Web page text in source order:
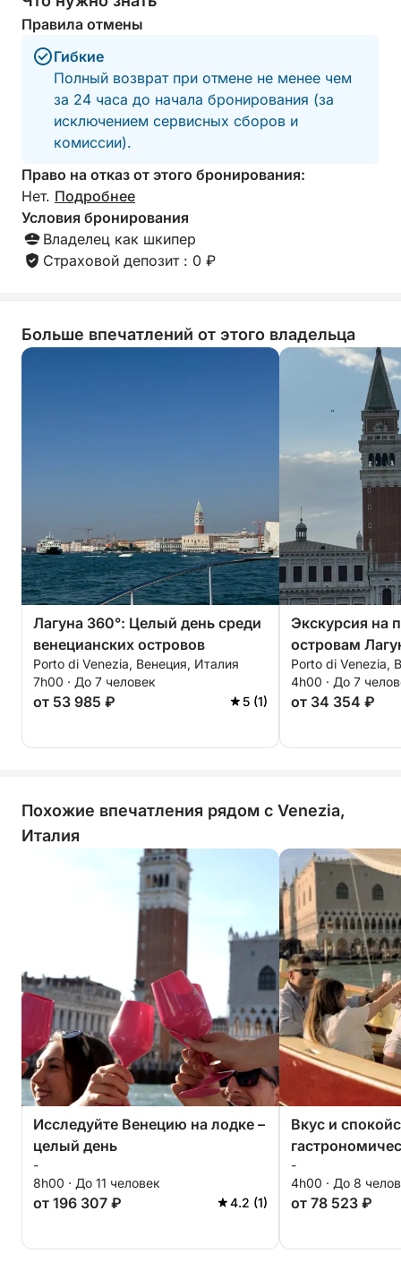
Правила отмены
Гибкие
Полный возврат при отмене не менее чем
за 24 часа до начала бронирования (за
исключением сервисных сборов и
комиссии).
Право на отказ от этого бронирования:
Нет. Подробнее
Условия бронирования
Владелец как шкипер
Страховой депозит : 0 ₽
Больше впечатлений от этого владельца
Лагуна 360°: Целый день среди
венецианских островов
Porto di Venezia, Венеция, Италия
7h00 · До 7 человек
от 53 985 ₽ 5 (1)
Экскурсия на
островам
Porto di Venezia,
4h00 · До 7
от 34 354 ₽
Похожие впечатления рядом с Venezia,
Италия
Исследуйте Венецию на лодке –
целый день
-
8h00 · До 11 человек
от 196 307 ₽ 4.2 (1)
Вкус и
Эразмо
-
4h00 · До 8
от 78 523 ₽